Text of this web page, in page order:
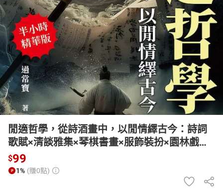
日本購物 電子/紙本書
HOT
閒適哲學，從詩酒畫中，以閒情繹古今：詩詞
歌賦×清談雅集×琴棋書畫×服飾裝扮×園林戲
曲，解讀中國古代文化的多種面貌與深層意義
【有聲書】
$99
1% (賺0點)